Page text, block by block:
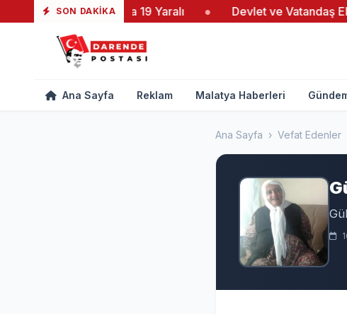
SON DAKIKA
Yeşiltaş’taki Yangında 19 Yaralı Devlet ve Vatandaş El
Ana Sayfa Reklam Malatya Haberleri
Ana Sayfa › Vefat Edenler